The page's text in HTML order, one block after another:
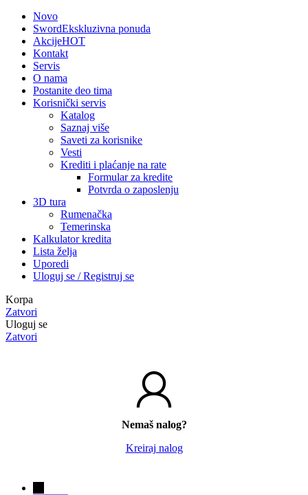
Novo
SwordEkskluzivna ponuda
AkcijeHOT
Kontakt
Servis
O nama
Postanite deo tima
Korisnički servis
Katalog
Saznaj više
Saveti za korisnike
Vesti
Krediti i plaćanje na rate
Formular za kredite
Potvrda o zaposlenju
3D tura
Rumenačka
Temerinska
Kalkulator kredita
Lista želja
Uporedi
Uloguj se / Registruj se
Korpa
Zatvori
Uloguj se
Zatvori
Nemaš nalog?
Kreiraj nalog